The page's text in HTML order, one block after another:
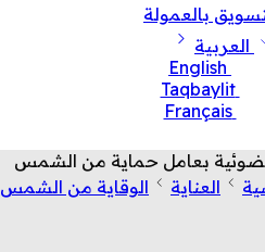
بالعمولة
العربية
English
Taqbaylit
Français
بعامل حماية من الشمس
العناية
الوقاية من الشمس